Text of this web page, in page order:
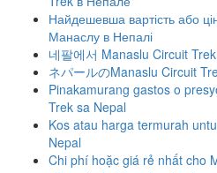
Найдешевша вартість або
Манаслу в Непалі
네팔에서 Manaslu Circuit
ネパールのManaslu Circuit
Pinakamurang gastos o
Trek sa Nepal
Kos atau harga termurah
Nepal
Chi phí hoặc giá rẻ nhất cho